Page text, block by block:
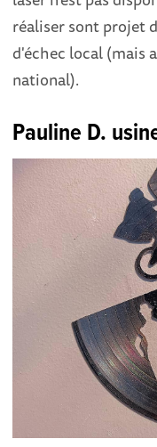
réaliser sont projet
d'échec local (mais
national).
Pauline D.